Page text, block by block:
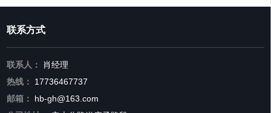
电行业、污水处理行
广，得到用户的好评
艺分为卷制和锻制，
特大的只能是卷制
联系方式
联系人：
肖经理
热线：
17736467737
邮箱：
hb-gh@163.com